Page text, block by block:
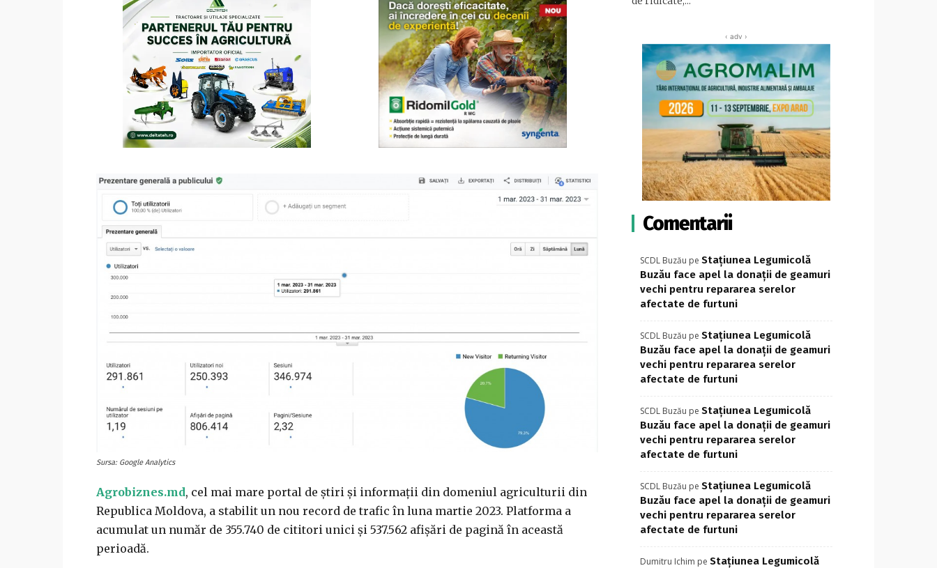
Sursa: Google Analytics
Agrobiznes.md, cel mai mare portal de știri și informații din domeniul agriculturii din
Republica Moldova, a stabilit un nou record de trafic în luna martie 2023. Platforma a
acumulat un număr de 355.740 de cititori unici și 537.562 afișări de pagină în această
perioadă.
‹ adv ›
Comentarii
SCDL Buzău pe Stațiunea Legumicolă
Buzău face apel la donații de geamuri
vechi pentru repararea serelor
afectate de furtuni
SCDL Buzău pe Stațiunea Legumicolă
Buzău face apel la donații de geamuri
vechi pentru repararea serelor
afectate de furtuni
SCDL Buzău pe Stațiunea Legumicolă
Buzău face apel la donații de geamuri
vechi pentru repararea serelor
afectate de furtuni
SCDL Buzău pe Stațiunea Legumicolă
Buzău face apel la donații de geamuri
vechi pentru repararea serelor
afectate de furtuni
Dumitru Ichim pe Stațiunea Legumicolă